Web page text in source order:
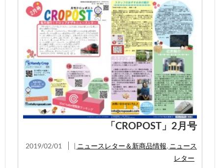
「CROPOST」2月号
2019/02/01 | ニュースレター＆新商品情報, ニュース
レター